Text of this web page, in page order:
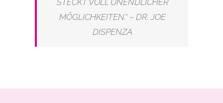
STECKT VOLL UNENDLICHER
MÖGLICHKEITEN.“ – DR. JOE
DISPENZA